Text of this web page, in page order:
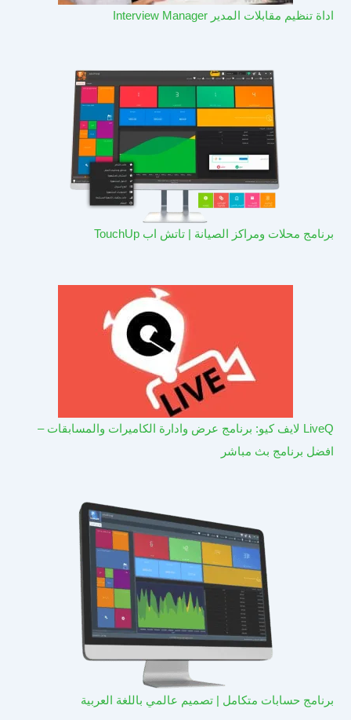
اداة تنظيم مقابلات المدير Interview Manager
برنامج محلات ومراكز الصيانة | تاتش اب TouchUp
LiveQ لايف كيو: برنامج عرض وادارة الكاميرات والمسابقات –
افضل برنامج بث مباشر
برنامج حسابات متكامل | تصميم عالمي باللغة العربية